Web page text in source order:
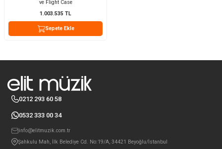
ve Flight Case
1.003.535 TL
Sepete Ekle
0212 293 60 58
0532 333 00 34
info@elitmuzik.com.tr
Şahkulu Mah, İlk Belediye Cd. No:19/A, 34421 Beyoğlu/İstanbul